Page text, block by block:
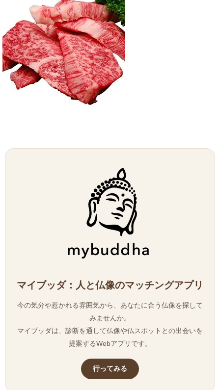
マイブッダ：人と仏像のマッチングアプリ
今の気分や惹かれる雰囲気から、あなたに合う仏像を探して
みませんか。
マイブッダは、診断を通して仏像や仏スポットとの出会いを
提案するWebアプリです。
行ってみる